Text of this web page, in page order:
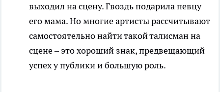
выходил на сцену. Гвоздь подарила певцу
его мама. Но многие артисты рассчитывают
самостоятельно найти такой талисман на
сцене – это хороший знак, предвещающий
успех у публики и большую роль.